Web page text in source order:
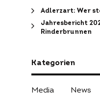
Adlerzart: Wer
Jahresbericht
Rinderbrunnen
Kategorien
Media News